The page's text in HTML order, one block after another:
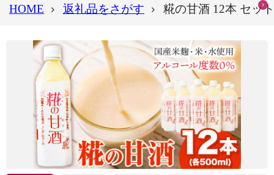
HOME 返礼品をさがす 糀の甘酒 12本 セッ